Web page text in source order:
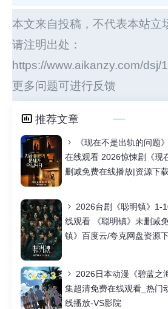
本文来自投稿，不代表本站立
请注明出处：
https://www.aikanzy.com/dsj/
更多问题可进行反馈
推荐文章
《现在不是出轨的问题
在线观看 2026惊悚剧《现
删减免费在线播放|资源下
2026台剧《聪明镇》1-
线观看 《聪明镇》未删减
镇》百度云/夸克网盘资源
2026日本动漫《碧蓝之
集超清免费在线观看_热门
线播放-VS影院